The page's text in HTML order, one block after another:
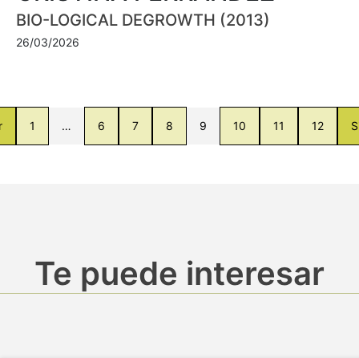
BIO-LOGICAL DEGROWTH (2013)
26/03/2026
1 … 6 7 8 9 10 11 12
Te puede interesar